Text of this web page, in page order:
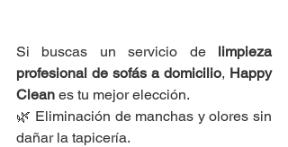
Si buscas un servicio de limpieza
profesional de sofás a domicilio, Happy
Clean es tu mejor elección.
🌿 Eliminación de manchas y olores sin
dañar la tapicería.